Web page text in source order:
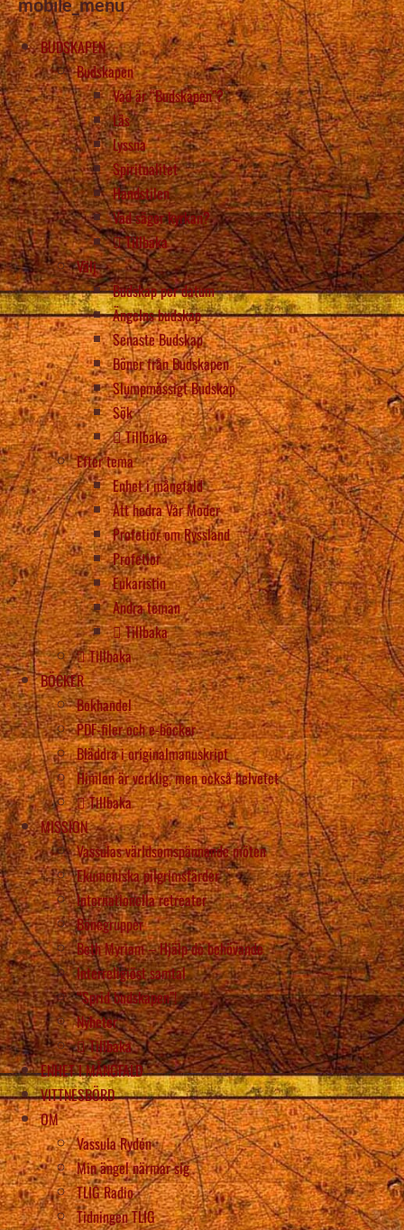
BUDSKAPEN
Budskapen
Vad är “Budskapen”?
Läs
Lyssna
Spiritualitet
Handstilen
Vad säger kyrkan?
Tillbaka
Välj
Budskap per datum
Ängelns budskap
Senaste Budskap
Böner från Budskapen
Slumpmässigt Budskap
Sök
Tillbaka
Efter tema
Enhet i mångfald
Att hedra Vår Moder
Profetior om Ryssland
Profetior
Eukaristin
Andra teman
Tillbaka
Tillbaka
BÖCKER
Bokhandel
PDF-filer och e-böcker
Bläddra i originalmanuskript
Himlen är verklig, men också helvetet
Tillbaka
MISSION
Vassulas världsomspännande möten
Ekumeniska pilgrimsfärder
Internationella retreater
Bönegrupper
Beth Myriam – Hjälp de behövande
Interreligiöst samtal
“Sprid budskapen”!
Nyheter
Tillbaka
ENHET I MÅNGFALD
VITTNESBÖRD
OM
Vassula Rydén
Min ängel närmar sig
TLIG Radio
Tidningen TLIG